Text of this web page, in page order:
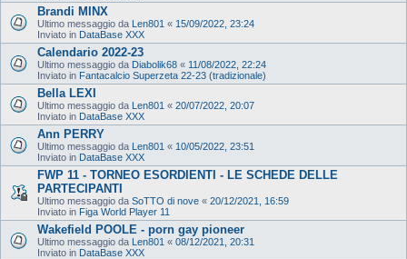
Brandi MINX
Ultimo messaggio da Len801 « 15/09/2022, 23:24
Inviato in DataBase XXX
Calendario 2022-23
Ultimo messaggio da Diabolik68 « 11/08/2022, 22:24
Inviato in Fantacalcio Superzeta 22-23 (tradizionale)
Bella LEXI
Ultimo messaggio da Len801 « 20/07/2022, 20:07
Inviato in DataBase XXX
Ann PERRY
Ultimo messaggio da Len801 « 10/05/2022, 23:51
Inviato in DataBase XXX
FWP 11 - TORNEO ESORDIENTI - LE SCHEDE DELLE
PARTECIPANTI
Ultimo messaggio da SoTTO di nove « 20/12/2021, 16:59
Inviato in Figa World Player 11
Wakefield POOLE - porn gay pioneer
Ultimo messaggio da Len801 « 08/12/2021, 20:31
Inviato in DataBase XXX